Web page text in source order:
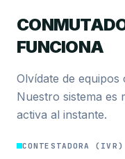
FUNCIONA
Olvídate de
Nuestro sistema es
activa al instante.
CONTESTADORA